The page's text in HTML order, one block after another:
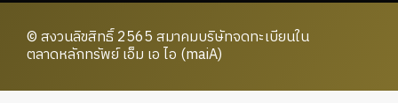
© สงวนลิขสิทธิ์ 2565 สมาคมบริษัทจดทะเบียนใน
ตลาดหลักทรัพย์ เอ็ม เอ ไอ (maiA)